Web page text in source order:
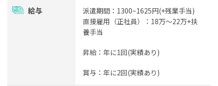
給与
派遣期間：1300~1625円(+残業手当)
直接雇用（正社員）：18万～22万+扶
養手当
昇給：年に1回(実績あり)
賞与：年に2回(実績あり)